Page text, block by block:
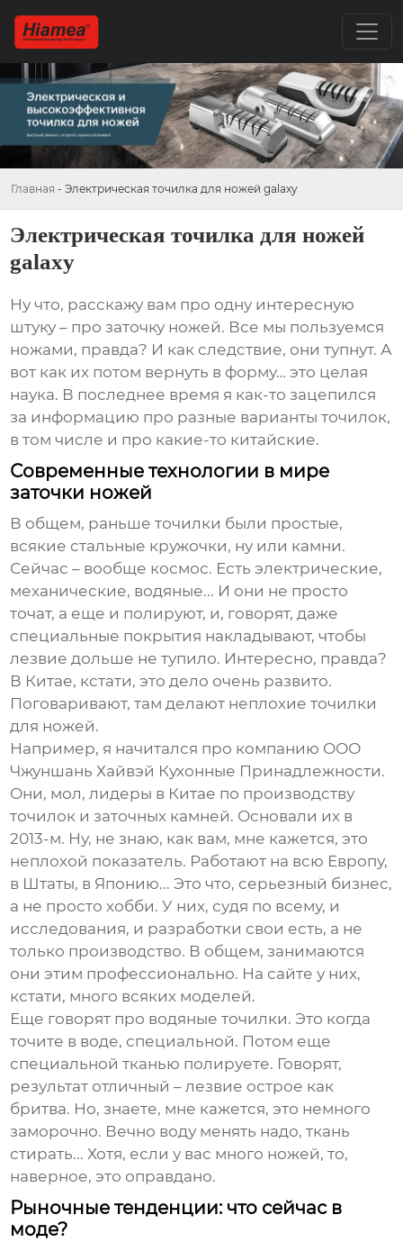
Главная - Электрическая точилка для ножей galaxy
Электрическая точилка для ножей
galaxy
Ну что, расскажу вам про одну интересную
штуку – про заточку ножей. Все мы пользуемся
ножами, правда? И как следствие, они тупнут. А
вот как их потом вернуть в форму… это целая
наука. В последнее время я как-то зацепился
за информацию про разные варианты точилок,
в том числе и про какие-то китайские.
Современные технологии в мире
заточки ножей
В общем, раньше точилки были простые,
всякие стальные кружочки, ну или камни.
Сейчас – вообще космос. Есть электрические,
механические, водяные... И они не просто
точат, а еще и полируют, и, говорят, даже
специальные покрытия накладывают, чтобы
лезвие дольше не тупило. Интересно, правда?
В Китае, кстати, это дело очень развито.
Поговаривают, там делают неплохиеточилки
для ножей.
Например, я начитался про компанию ООО
Чжуншань Хайвэй Кухонные Принадлежности.
Они, мол, лидеры в Китае по производству
точилок и заточных камней. Основали их в
2013-м. Ну, не знаю, как вам, мне кажется, это
неплохой показатель. Работают на всю Европу,
в Штаты, в Японию... Это что, серьезный бизнес,
а не просто хобби. У них, судя по всему, и
исследования, и разработки свои есть, а не
только производство. В общем, занимаются
они этим профессионально. На сайте у них,
кстати, много всяких моделей.
Еще говорят про водяные точилки. Это когда
точите в воде, специальной. Потом еще
специальной тканью полируете. Говорят,
результат отличный – лезвие острое как
бритва. Но, знаете, мне кажется, это немного
заморочно. Вечно воду менять надо, ткань
стирать... Хотя, если у вас много ножей, то,
наверное, это оправдано.
Рыночные тенденции: что сейчас в
моде?